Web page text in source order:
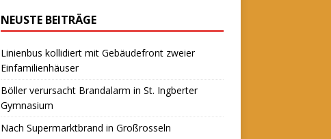
NEUSTE BEITRÄGE
Linienbus kollidiert mit Gebäudefront zweier
Einfamilienhäuser
Böller verursacht Brandalarm in St. Ingberter
Gymnasium
Nach Supermarktbrand in Großrosseln